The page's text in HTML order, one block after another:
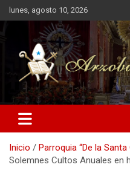
Saltar
al
contenido
lunes, agosto 10, 2026
Arzobispado
Arzobispado de Salta
Inicio
Parroquia “De la Santa
Solemnes Cultos Anuales en